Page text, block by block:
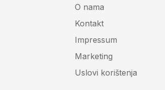
O nama
Kontakt
Impressum
Marketing
Uslovi korištenja